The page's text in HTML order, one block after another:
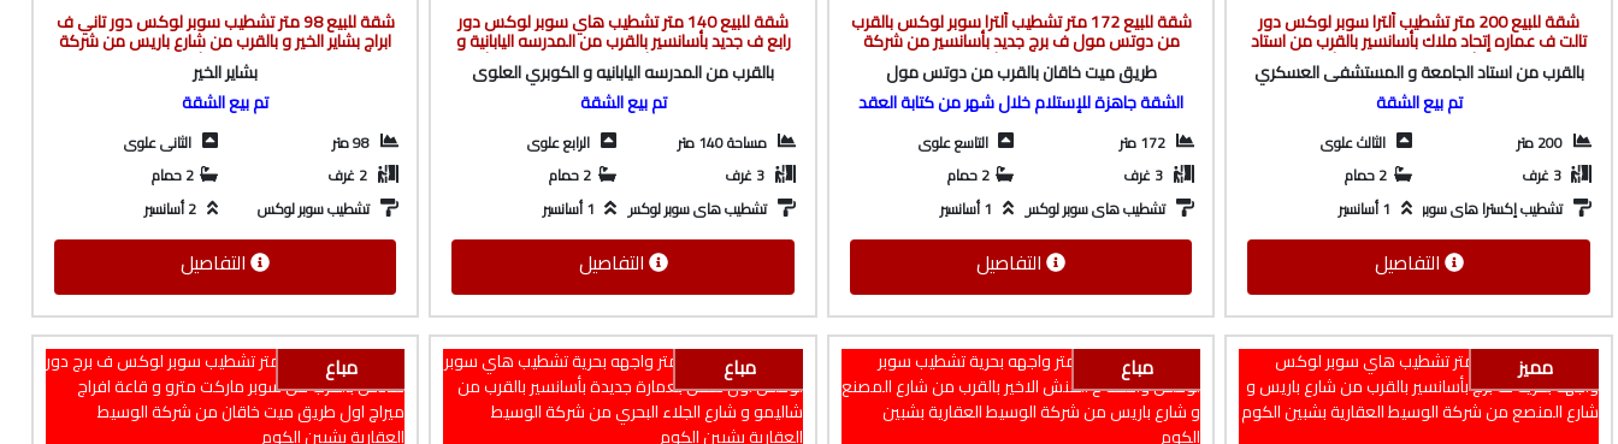
شقة للبيع 200 متر تشطيب ألترا سوبر لوكس دور
تالت ف عماره إتحاد ملاك بأسانسير بالقرب من استاد
الجامعة و المستشفى العسكري من شركة الوسيط
العقارية بشبين الكوم
بالقرب من استاد الجامعة و المستشفى العسكري
تم بيع الشقة
الثالث علوى
3 غرف
2 حمام
تشطيب إكسترا هاى سوبر لوكس
التفاصيل
شقة للبيع 172 متر تشطيب ألترا سوبر لوكس بالقرب
من دوتس مول ف برج جديد بأسانسير من شركة
الوسيط العقارية بشبين الكوم
طريق ميت خاقان بالقرب من دوتس مول
الشقة جاهزة للإستلام خلال شهر من كتابة العقد
172 متر
التاسع علوى
2 حمام
تشطيب هاى سوبر لوكس
التفاصيل
شقة للبيع 140 متر تشطيب هاي سوبر لوكس دور
رابع ف جديد بأسانسير بالقرب من المدرسه اليابانية و
الكوبري العلوى من شركة الوسيط العقارية بشبين
الكوم
بالقرب من المدرسه اليابانيه و الكوبري العلوى
تم بيع الشقة
مساحة 140 متر
الرابع علوى
2 حمام
تشطيب هاى سوبر لوكس
التفاصيل
شقة للبيع 98 متر تشطيب سوبر لوكس دور تاني ف
ابراج بشاير الخير و بالقرب من شارع باريس من شركة
الوسيط العقارية بشبين الكوم
بشاير الخير
تم بيع الشقة
98 متر
الثانى علوى
2 غرف
2 حمام
تشطيب سوبر لوكس
التفاصيل
مميز مباع مباع مباع